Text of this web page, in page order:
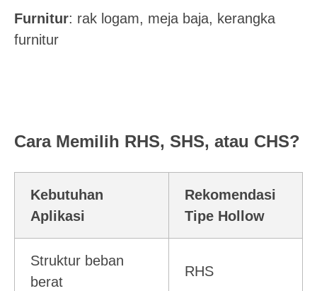
Furnitur: rak logam, meja baja, kerangka
furnitur
Cara Memilih RHS, SHS, atau CHS?
Kebutuhan
Aplikasi
Rekomendasi
Tipe Hollow
Struktur beban
berat
RHS